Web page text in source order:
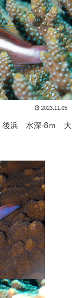
2023.11.05
後浜 水深-8ｍ 大